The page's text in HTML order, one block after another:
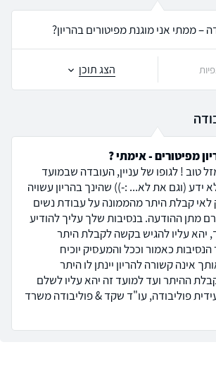
– ממתי אני מוגנת מפיטורים בהריון?
הצג תוכן
מפיטורים - אימתי ?
טוב ! לגופו של עניין, העובדה שבמועד
ידע (וגם את לא... :-)) שהינך בהריון עשויה
לאי קבלת היתר מהממונה על עבודת נשים
מתן ההודעה. בנסיבות שלך עליך להודיע
יהא עליו להגיש בקשה לקבלת היתר
הנסיבות כאמור וככל והמעסיק יוכיח
אינה קשורה להריון יינתן לו היתר
ההיתר ועד למועד זה יהא עליו לשלם
פוליבודה, עו"ד שקד & פוליבודה משרד